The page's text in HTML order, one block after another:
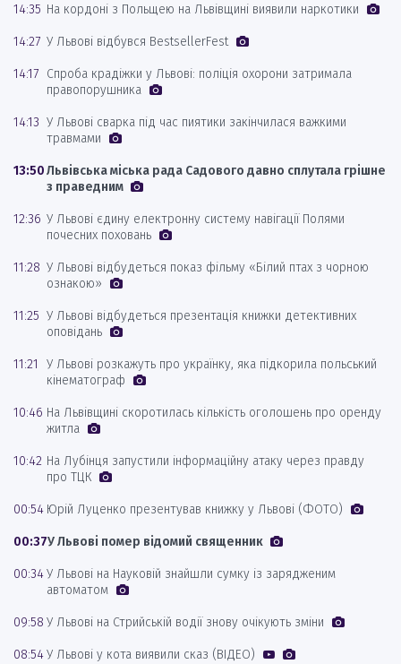
14:35 На кордоні з Польщею на Львівщині виявили наркотики
14:27 У Львові відбувся BestsellerFest
14:17 Спроба крадіжки у Львові: поліція охорони затримала
правопорушника
14:13 У Львові сварка під час пиятики закінчилася важкими
травмами
13:50Львівська міська рада Садового давно сплутала грішне
з праведним
12:36 У Львові єдину електронну систему навігації Полями
почесних поховань
11:28 У Львові відбудеться показ фільму «Білий птах з чорною
ознакою»
11:25 У Львові відбудеться презентація книжки детективних
оповідань
11:21
У Львові розкажуть про українку, яка підкорила польський
кінематограф
10:46 На Львівщині скоротилась кількість оголошень про оренду
житла
10:42 На Лубінця запустили інформаційну атаку через правду
про ТЦК
00:54 Юрій Луценко презентував книжку у Львові (ФОТО)
00:37У Львові помер відомий священник
00:34У Львові на Науковій знайшли сумку із зарядженим
автоматом
09:58 У Львові на Стрийській водії знову очікують зміни
08:54У Львові у кота виявили сказ (ВІДЕО)